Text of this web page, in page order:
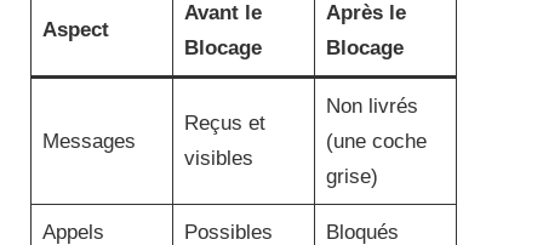
Aspect
Avant le
Blocage
Après le
Blocage
Messages
Reçus et
visibles
Non livrés
(une coche
grise)
Appels Possibles Bloqués